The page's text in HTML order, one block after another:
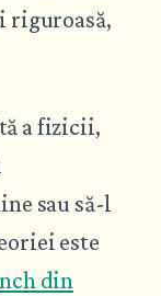
riguroasă,
a fizicii,
sau să-l
este
din